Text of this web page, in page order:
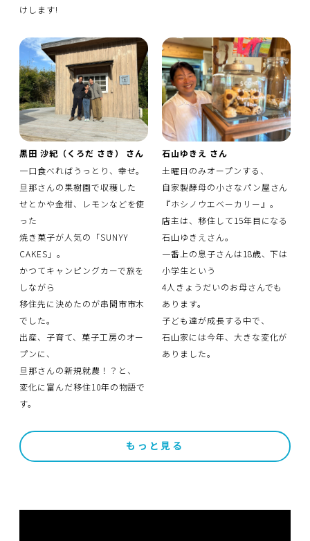
けします!
黒田 沙紀（くろだ さき） さん
一口食べればうっとり、幸せ。
旦那さんの果樹園で収穫した
せとかや金柑、レモンなどを使
った
焼き菓子が人気の「SUNYY
CAKES」。
かつてキャンピングカーで旅を
しながら
移住先に決めたのが串間市市木
でした。
出産、子育て、菓子工房のオー
プンに、
旦那さんの新規就農！？と、
変化に富んだ移住10年の物語で
す。
石山ゆきえ さん
土曜日のみオープンする、
自家製酵母の小さなパン屋さん
『ホシノウエベーカリー』。
店主は、移住して15年目になる
石山ゆきえさん。
一番上の息子さんは18歳、下は
小学生という
4人きょうだいのお母さんでも
あります。
子ども達が成長する中で、
石山家には今年、大きな変化が
ありました。
もっと見る